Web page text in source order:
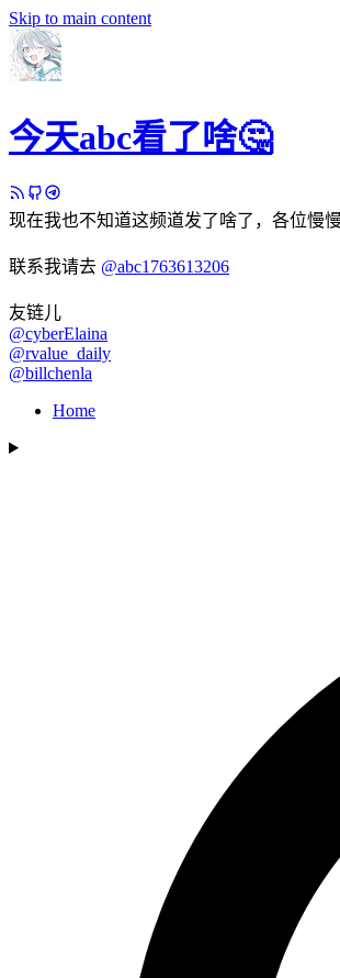
Skip to main content
今天abc看了啥🤔
现在我也不知道这频道发了啥了，各位慢
联系我请去 @abc1763613206
友链儿
@cyberElaina
@rvalue_daily
@billchenla
Home